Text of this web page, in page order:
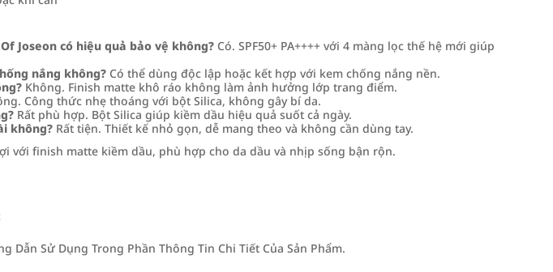
Joseon có hiệu quả bảo vệ không? Có. SPF50+ PA++++ với 4 màng lọc thế hệ mới giúp
nắng không? Có thể dùng độc lập hoặc kết hợp với kem chống nắng nền.
Không. Finish matte khô ráo không làm ảnh hưởng lớp trang điểm.
Công thức nhẹ thoáng với bột Silica, không gây bí da.
Rất phù hợp. Bột Silica giúp kiềm dầu hiệu quả suốt cả ngày.
không? Rất tiện. Thiết kế nhỏ gọn, dễ mang theo và không cần dùng tay.
với finish matte kiềm dầu, phù hợp cho da dầu và nhịp sống bận rộn.
Dẫn Sử Dụng Trong Phần Thông Tin Chi Tiết Của Sản Phẩm.